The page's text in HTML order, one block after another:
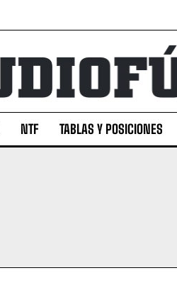
NTF TABLAS Y POSICIONES